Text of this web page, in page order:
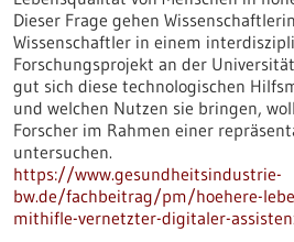
Dieser Frage gehen
Wissenschaftler in einem
Forschungsprojekt an der
gut sich diese technologischen
und welchen Nutzen sie bringen,
Forscher im Rahmen einer
untersuchen.
https://www.gesundheitsindustrie-
bw.de/fachbeitrag/pm/hoehere-
mithifle-vernetzter-digitaler-